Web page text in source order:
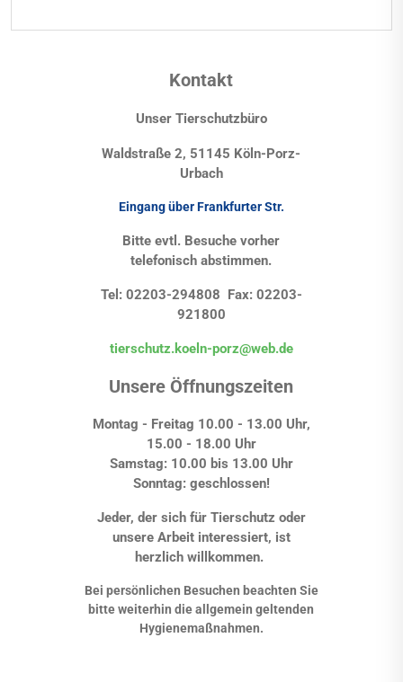
Kontakt
Unser Tierschutzbüro
Waldstraße 2, 51145 Köln-Porz-
Urbach
Eingang über Frankfurter Str.
Bitte evtl. Besuche vorher
telefonisch abstimmen.
Tel: 02203-294808 Fax: 02203-
921800
tierschutz.koeln-porz@web.de
Unsere Öffnungszeiten
Montag - Freitag 10.00 - 13.00 Uhr,
15.00 - 18.00 Uhr
Samstag: 10.00 bis 13.00 Uhr
Sonntag: geschlossen!
Jeder, der sich für Tierschutz oder
unsere Arbeit interessiert, ist
herzlich willkommen.
Bei persönlichen Besuchen beachten Sie
bitte weiterhin die allgemein geltenden
Hygienemaßnahmen.